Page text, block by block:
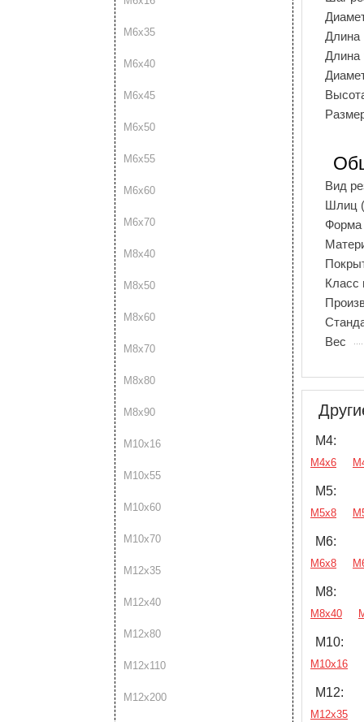
М6х35
М6х40
М6х45
М6х50
М6х55
М6х60
М6х70
М8х40
М8х50
М8х60
М8х70
М8х80
М8х90
М10х16
М10х55
М10х60
М10х70
М12х35
М12х40
М12х80
М12х110
М12х200
Длина
Длина
Вид
Шлиц
Форма
Класс
Вес
М4:
М4х6
М5:
М5х8
М6:
М6х8
М8:
М8х40
М10:
М10х16
М12:
М12х35